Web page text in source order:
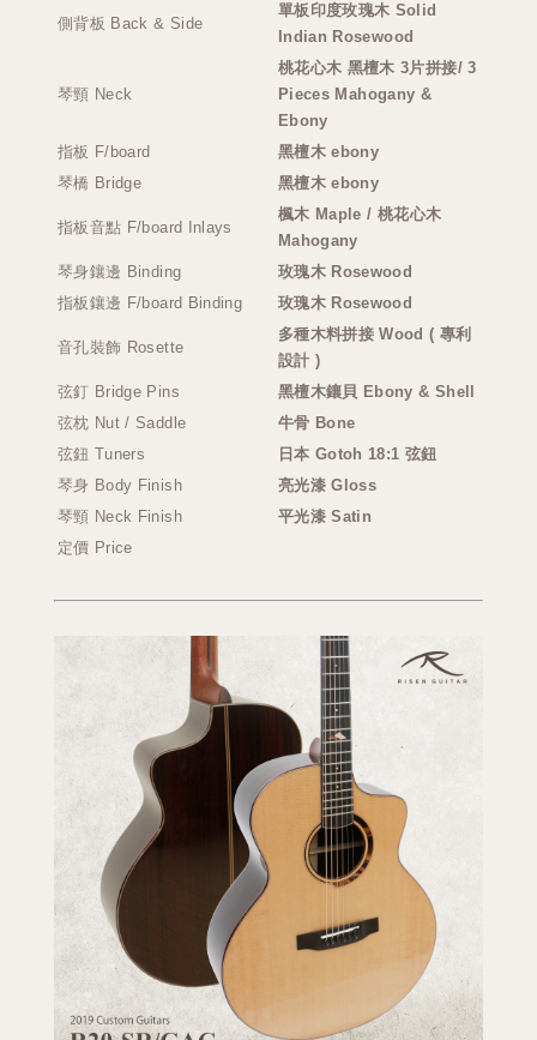
側背板 Back & Side
單板印度玫瑰木 Solid
Indian Rosewood
琴頸 Neck
桃花心木 黑檀木 3片拼接/3
Pieces Mahogany &
Ebony
指板 F/board
黑檀木 ebony
琴橋 Bridge
黑檀木 ebony
指板音點 F/board Inlays
楓木 Maple / 桃花心木
Mahogany
琴身鑲邊 Binding
玫瑰木 Rosewood
指板鑲邊 F/board Binding 玫瑰木 Rosewood
音孔裝飾 Rosette
多種木料拼接 Wood ( 專利
設計 )
弦釘 Bridge Pins
黑檀木鑲貝 Ebony & Shell
弦枕 Nut / Saddle
牛骨 Bone
弦鈕 Tuners
日本 Gotoh 18:1 弦鈕
琴身 Body Finish
亮光漆 Gloss
琴頸 Neck Finish
平光漆 Satin
定價 Price